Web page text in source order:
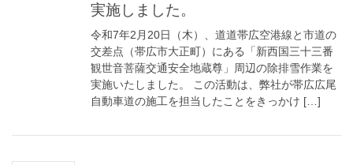
実施しました。
令和7年2月20日（木）、道道帯広空港線と市道の
交差点（帯広市大正町）にある「新西国三十三番
観世音菩薩交通安全地蔵尊」周辺の除排雪作業を
実施いたしました。 この活動は、弊社が帯広広尾
自動車道の施工を担当したことをきっかけ […]